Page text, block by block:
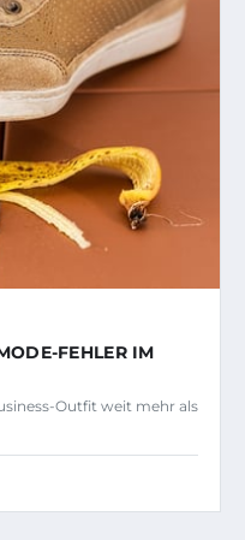
FEHLER IM B
Outfit weit mehr als